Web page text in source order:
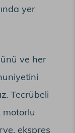
yer
ve her
Tecrübeli
motorlu
ekspres